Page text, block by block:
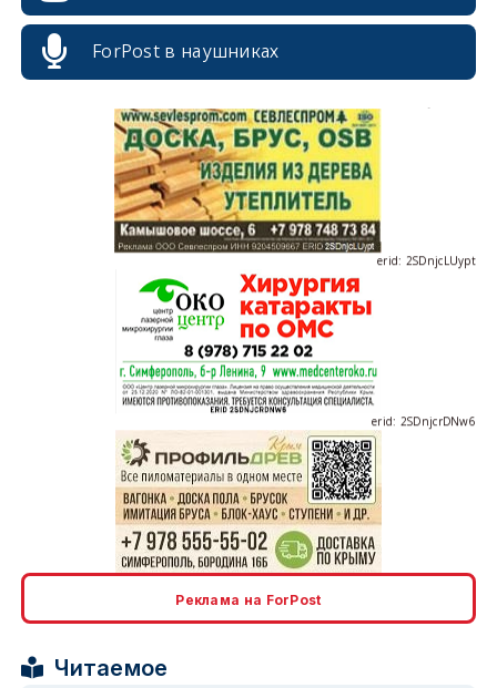
ForPost в наушниках
erid: 2SDnjcLUypt
erid: 2SDnjcrDNw6
erid: 2SDnjdPjgYS
Реклама на ForPost
Читаемое